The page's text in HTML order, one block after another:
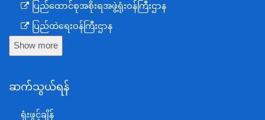
ပြည်ထောင်စုအစိုးရအဖွဲ့ရုံးဝန်ကြီးဌာန
ပြည်ထဲရေးဝန်ကြီးဌာန
ကာကွယ်ရေးဝန်ကြီးဌာန
စီမံကိန်း၊ဘဏ္ဍာရေးနှင့်စက်မှုဝန်ကြီးဌာန
Show more
ဆက်သွယ်ရန်
ရုံးဖွင့်ချိန်